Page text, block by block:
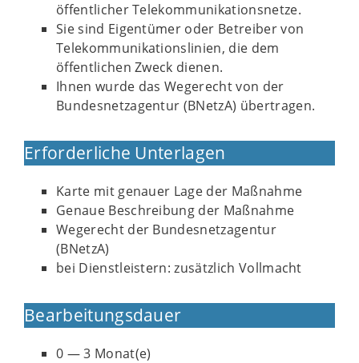
öffentlicher Telekommunikationsnetze.
Sie sind Eigentümer oder Betreiber von
Telekommunikationslinien, die dem
öffentlichen Zweck dienen.
Ihnen wurde das Wegerecht von der
Bundesnetzagentur (BNetzA) übertragen.
Erforderliche Unterlagen
Karte mit genauer Lage der Maßnahme
Genaue Beschreibung der Maßnahme
Wegerecht der Bundesnetzagentur
(BNetzA)
bei Dienstleistern: zusätzlich Vollmacht
Bearbeitungsdauer
0 — 3 Monat(e)